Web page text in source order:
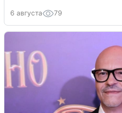
6 августа 79